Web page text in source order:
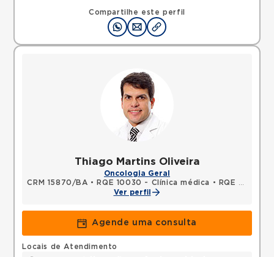
Compartilhe este perfil
Thiago Martins Oliveira
Oncologia Geral
CRM 15870/BA • RQE 10030 - Clínica médica •
RQE 10031 - Oncologia clínica
Ver perfil
Agende uma consulta
Locais de Atendimento